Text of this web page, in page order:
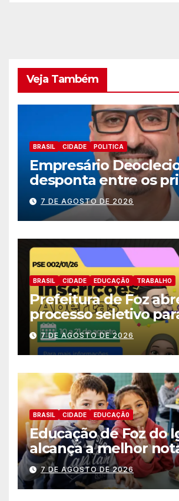
Veja Também
BRASIL CIDADE POLITICA
Empresário
desponta entre os
nomes do União
deputado estadual
7 DE AGOSTO DE 2026
BRASIL CIDADE EDUCAÇÃ0 TRABALHO
Prefeitura de Foz
processo seletivo
estagiários
7 DE AGOSTO DE 2026
BRASIL CIDADE EDUCAÇÃ0
Educação de Foz do
alcança a melhor
história no IDEB
7 DE AGOSTO DE 2026